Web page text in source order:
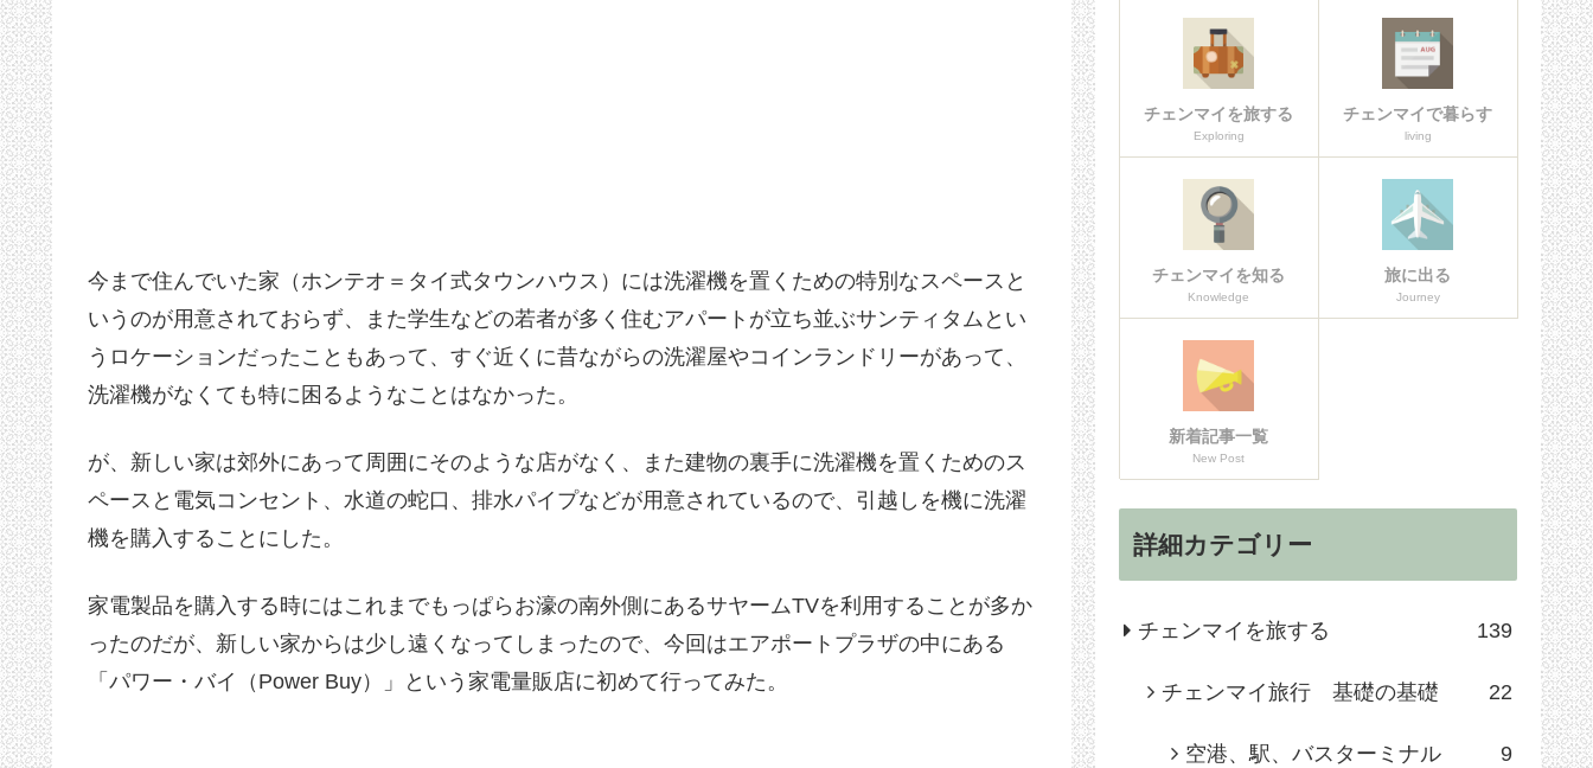
今まで住んでいた家（ホンテオ＝タイ式タウンハウス）には洗濯機を置くための特別なスペースと
いうのが用意されておらず、また学生などの若者が多く住むアパートが立ち並ぶサンティタムとい
うロケーションだったこともあって、すぐ近くに昔ながらの洗濯屋やコインランドリーがあって、
洗濯機がなくても特に困るようなことはなかった。
が、新しい家は郊外にあって周囲にそのような店がなく、また建物の裏手に洗濯機を置くためのス
ペースと電気コンセント、水道の蛇口、排水パイプなどが用意されているので、引越しを機に洗濯
機を購入することにした。
家電製品を購入する時にはこれまでもっぱらお濠の南外側にあるサヤームTVを利用することが多か
ったのだが、新しい家からは少し遠くなってしまったので、今回はエアポートプラザの中にある
「パワー・バイ（Power Buy）」という家電量販店に初めて行ってみた。
チェンマイを旅する
Exploring
チェンマイで暮らす
living
チェンマイを知る
Knowledge
旅に出る
Journey
新着記事一覧
New Post
詳細カテゴリー
チェンマイを旅する 139
チェンマイ旅行 基礎の基礎 22
空港、駅、バスターミナル 9